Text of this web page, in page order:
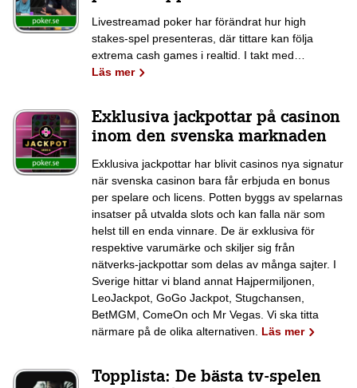
Livestreamad poker har förändrat hur high
stakes-spel presenteras, där tittare kan följa
extrema cash games i realtid. I takt med…
Läs mer
Exklusiva jackpottar på casinon
inom den svenska marknaden
Exklusiva jackpottar har blivit casinos nya signatur
när svenska casinon bara får erbjuda en bonus
per spelare och licens. Potten byggs av spelarnas
insatser på utvalda slots och kan falla när som
helst till en enda vinnare. De är exklusiva för
respektive varumärke och skiljer sig från
nätverks-jackpottar som delas av många sajter. I
Sverige hittar vi bland annat Hajpermiljonen,
LeoJackpot, GoGo Jackpot, Stugchansen,
BetMGM, ComeOn och Mr Vegas. Vi ska titta
närmare på de olika alternativen. Läs mer
Topplista: De bästa tv-spelen